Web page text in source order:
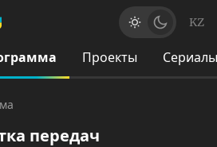
KZ
Проекты Сериалы
передач